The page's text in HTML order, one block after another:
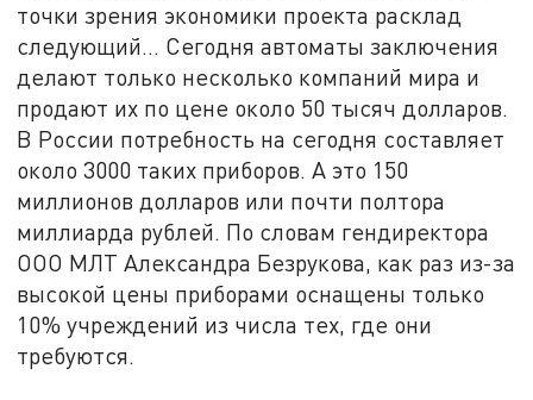
точки зрения экономики проекта расклад
следующий... Сегодня автоматы заключения
делают только несколько компаний мира и
продают их по цене около 50 тысяч долларов.
В России потребность на сегодня составляет
около 3000 таких приборов. А это 150
миллионов долларов или почти полтора
миллиарда рублей. По словам гендиректора
ООО МЛТ Александра Безрукова, как раз из-за
высокой цены приборами оснащены только
10% учреждений из числа тех, где они
требуются.